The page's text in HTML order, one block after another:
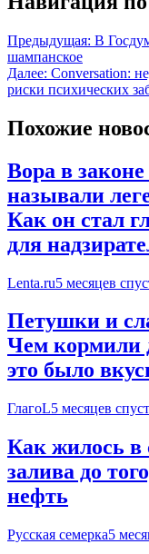
Предыдущая: В
шампанское
Далее: Conversation:
риски психических
Похожие
Вора в
называли
Как он стал
для
Lenta.ru5 месяцев
Петушки и
Чем кормили
это было
ГлагоL5 месяцев
Как жилось в
залива до
нефть
Русская семерка5